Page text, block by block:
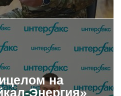
на
Энергия»